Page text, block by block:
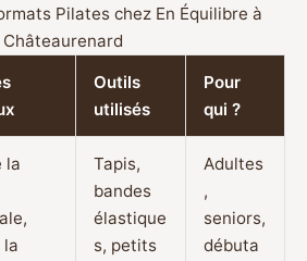
Pilates chez En Équilibre à
Châteaurenard
Outils
utilisés
Pour
qui ?
la
la
Tapis,
bandes
élastique
s, petits
Adultes
,
seniors,
débuta